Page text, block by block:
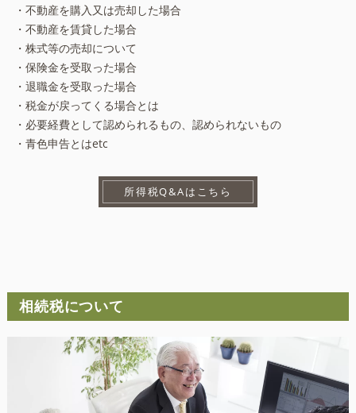
・不動産を購入又は売却した場合
・不動産を賃貸した場合
・株式等の売却について
・保険金を受取った場合
・退職金を受取った場合
・税金が戻ってくる場合とは
・必要経費として認められるもの、認められないもの
・青色申告とはetc
所得税Q&Aはこちら
相続税について